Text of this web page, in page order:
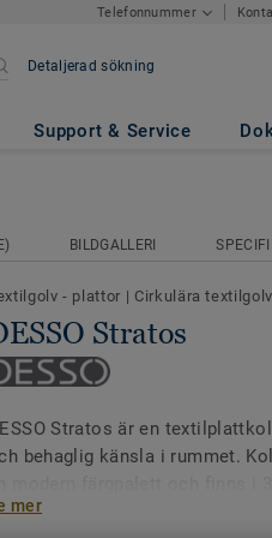
Telefonnummer
Detaljerad sökning
Support & Service
BILDGALLERI
- plattor | Cirkulära textilgolv
Stratos
Stratos är en
behaglig känsla i rummet.
ger goda möjligheter att
mer